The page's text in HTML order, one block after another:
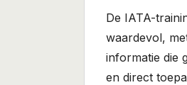
De IATA-
waardevol,
informatie die
en direct